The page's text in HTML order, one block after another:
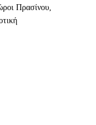
Πρασίνου,